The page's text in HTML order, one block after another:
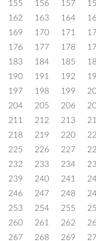
155 156 157
162 163 164
169 170 171
176 177 178
183 184 185
190 191 192
197 198 199
204 205 206
211 212 213
218 219 220
225 226 227
232 233 234
239 240 241
246 247 248
253 254 255
260 261 262
267 268 269